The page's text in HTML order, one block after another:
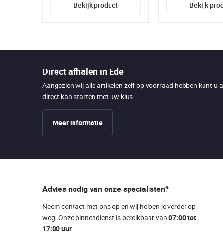
Bekijk product
Bekijk
Direct afhalen in Ede
Aangezien wij alle artikelen zelf op voorraad hebben kunt u
direct kan starten met uw klus.
Meer informatie
Advies nodig van onze specialisten?
Neem contact met ons op en wij helpen je verder op
weg! Onze binnendienst is bereikbaar van 07:00 tot
17:00 uur